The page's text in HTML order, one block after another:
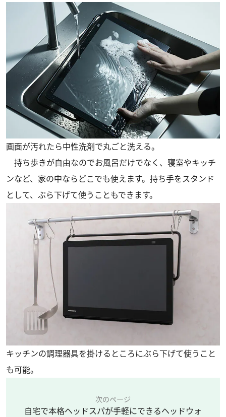
画面が汚れたら中性洗剤で丸ごと洗える。
持ち歩きが自由なのでお風呂だけでなく、寝室やキッチ
ンなど、家の中ならどこでも使えます。持ち手をスタンド
として、ぶら下げて使うこともできます。
キッチンの調理器具を掛けるところにぶら下げて使うこと
も可能。
次のページ
自宅で本格ヘッドスパが手軽にできるヘッドウォ